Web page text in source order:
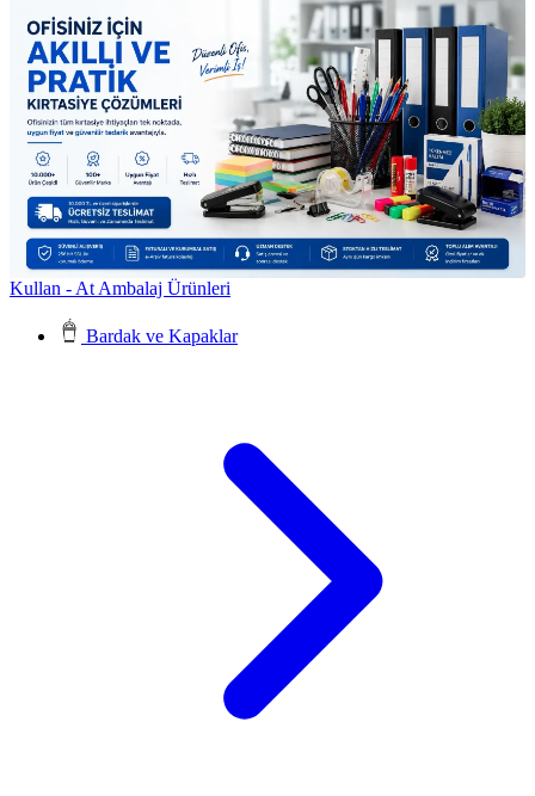
Kullan - At Ambalaj Ürünleri
Bardak ve Kapaklar